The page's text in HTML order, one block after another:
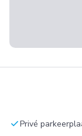
checkPrivé